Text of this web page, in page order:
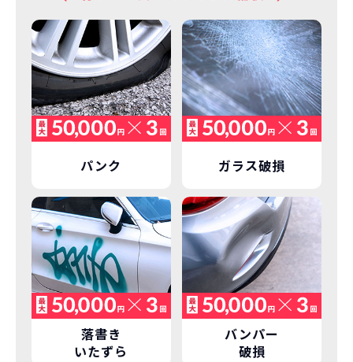
しかし、NORIDOKIの場合は、車両を必
ず返却していただくことを前提とするこ
とで「超低価格」を実現しています。
新型の新車に 定期的に乗換
車はだいたい３年くらいで飽きると言わ
れています。
もちろん、その人によりますが、最新型
車に常に乗り続けられるのは気持ちよ
く、人にも自慢できます！
パンク ガラス破損
落書き
いたずら
バンパー
破損